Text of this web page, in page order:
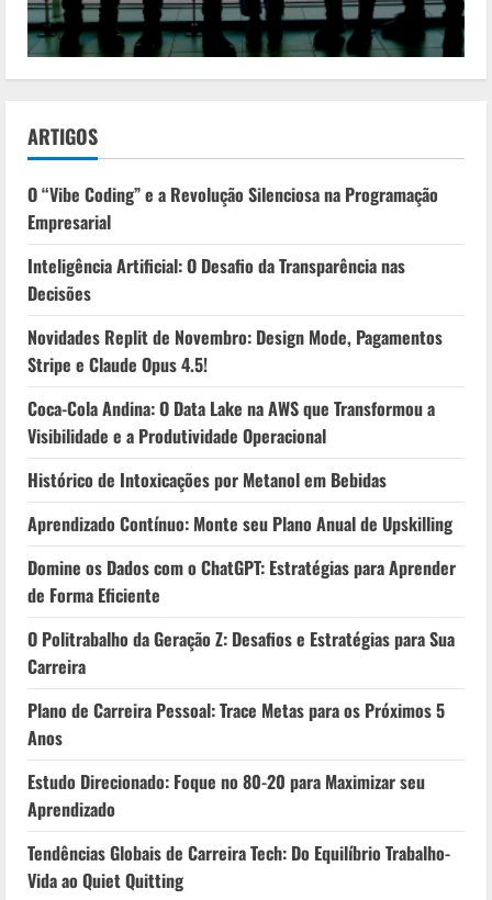
ARTIGOS
O “Vibe Coding” e a Revolução Silenciosa na Programação
Empresarial
Inteligência Artificial: O Desafio da Transparência nas
Decisões
Novidades Replit de Novembro: Design Mode, Pagamentos
Stripe e Claude Opus 4.5!
Coca-Cola Andina: O Data Lake na AWS que Transformou a
Visibilidade e a Produtividade Operacional
Histórico de Intoxicações por Metanol em Bebidas
Aprendizado Contínuo: Monte seu Plano Anual de Upskilling
Domine os Dados com o ChatGPT: Estratégias para Aprender
de Forma Eficiente
O Politrabalho da Geração Z: Desafios e Estratégias para Sua
Carreira
Plano de Carreira Pessoal: Trace Metas para os Próximos 5
Anos
Estudo Direcionado: Foque no 80-20 para Maximizar seu
Aprendizado
Tendências Globais de Carreira Tech: Do Equilíbrio Trabalho-
Vida ao Quiet Quitting